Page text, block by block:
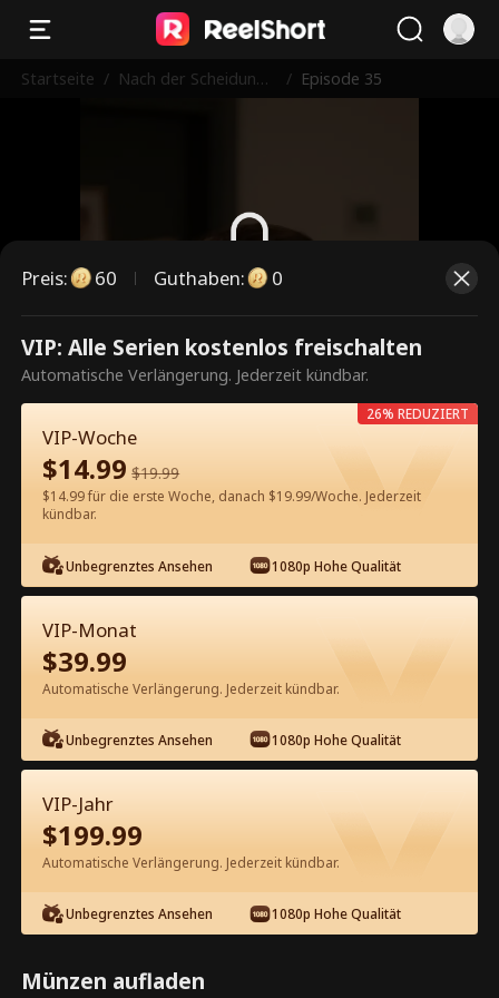
Startseite / Nach der Scheidung:
/ Episode 35
Dies ist eine kostenpflichtige
Episode. Bitte entsperren, um
weiterzusehen.
60Jetzt entsperren
Kostenlos in der App ansehen
Episode 35 - Nach der Scheidung:
Mein neues Traumleben​ Kompletter
Film
0-49 50-60
35 36 38 39
Preis: 60 Guthaben: 0
VIP: Alle Serien kostenlos freischalten
Automatische Verlängerung. Jederzeit kündbar.
VIP-Woche
$14.99 $19.99
$14.99 für die erste Woche, danach $19.99/Woche. Jederzeit
kündbar.
Unbegrenztes Ansehen 1080p Hohe Qualität
26% REDUZIERT
VIP-Monat
$39.99
Automatische Verlängerung. Jederzeit kündbar.
Unbegrenztes Ansehen 1080p Hohe Qualität
VIP-Jahr
$199.99
Automatische Verlängerung. Jederzeit kündbar.
Unbegrenztes Ansehen 1080p Hohe Qualität
Münzen aufladen